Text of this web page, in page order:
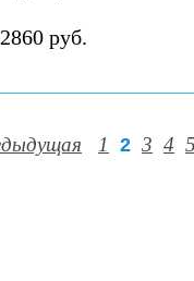
руб.
1 2 3 4